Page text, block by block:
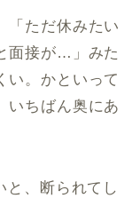
「ただ休みたい
面接が…」みた
い。かといって
いちばん奥にあ
と、断られてし